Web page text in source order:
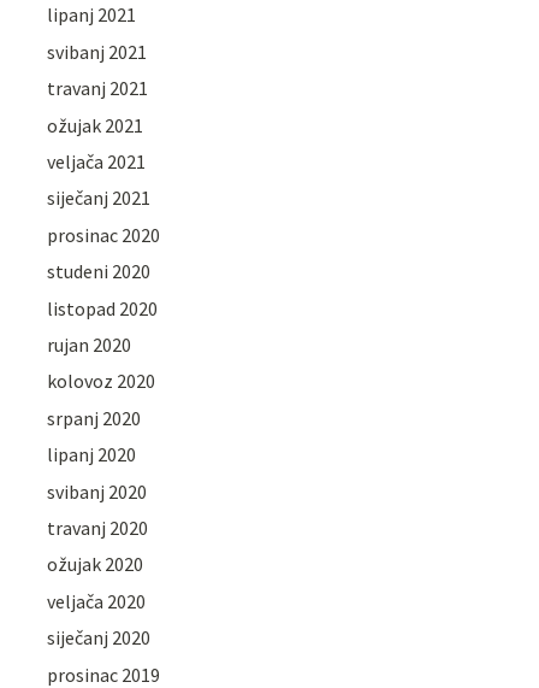
lipanj 2021
svibanj 2021
travanj 2021
ožujak 2021
veljača 2021
siječanj 2021
prosinac 2020
studeni 2020
listopad 2020
rujan 2020
kolovoz 2020
srpanj 2020
lipanj 2020
svibanj 2020
travanj 2020
ožujak 2020
veljača 2020
siječanj 2020
prosinac 2019